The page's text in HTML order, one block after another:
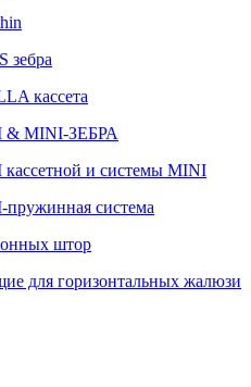
зебра
кассета
& MINI-ЗЕБРА
и системы MINI
система
штор
для горизонтальных жалюзи